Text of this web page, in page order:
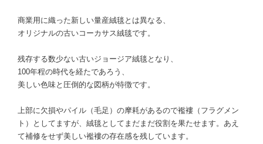
商業用に織った新しい量産絨毯とは異なる、
オリジナルの古いコーカサス絨毯です。
残存する数少ない古いジョージア絨毯となり、
100年程の時代を経たであろう、
美しい色味と圧倒的な図柄が特徴です。
上部に欠損やパイル（毛足）の摩耗があるので襤褸（フラグメン
ト）としてますが、絨毯としてまだまだ役割を果たせます。あえ
て補修をせず美しい襤褸の存在感を残しています。